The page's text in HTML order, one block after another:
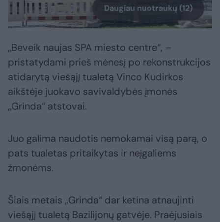
Daugiau nuotraukų (12)
„Beveik naujas SPA miesto centre“, –
pristatydami prieš mėnesį po rekonstrukcijos
atidarytą viešąjį tualetą Vinco Kudirkos
aikštėje juokavo savivaldybės įmonės
„Grinda“ atstovai.
Juo galima naudotis nemokamai visą parą, o
pats tualetas pritaikytas ir neįgaliems
žmonėms.
Šiais metais „Grinda“ dar ketina atnaujinti
viešąjį tualetą Bazilijonų gatvėje. Praėjusiais